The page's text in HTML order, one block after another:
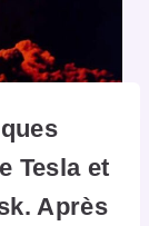
Tesla et
Après